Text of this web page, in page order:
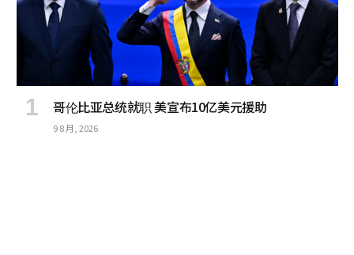
哥伦比亚总统就职 美宣布10亿美元援助
9 8 月, 2026